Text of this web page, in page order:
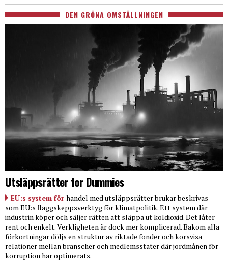
DEN GRÖNA OMSTÄLLNINGEN
Utsläppsrätter for Dummies
EU:s system för handel med utsläppsrätter brukar beskrivas
som EU:s flaggskeppsverktyg för klimatpolitik. Ett system där
industrin köper och säljer rätten att släppa ut koldioxid. Det låter
rent och enkelt. Verkligheten är dock mer komplicerad. Bakom alla
förkortningar döljs en struktur av riktade fonder och korsvisa
relationer mellan branscher och medlemsstater där jordmånen för
korruption har optimerats.